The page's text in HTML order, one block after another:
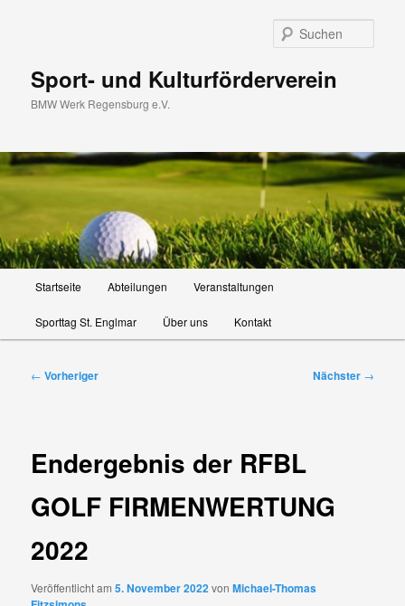
Sport- und Kulturförderverein
BMW Werk Regensburg e.V.
Startseite Abteilungen Veranstaltungen
Sporttag St. Englmar Über uns Kontakt
Beitragsnavigation
← Vorheriger Nächster →
Endergebnis der RFBL
GOLF FIRMENWERTUNG
2022
Veröffentlicht am5. November 2022vonMichael-Thomas